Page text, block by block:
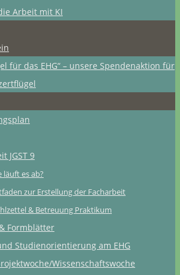
Arbeit mit KI
für das EHG“ – unsere Spendenaktion für
JGST 9
läuft es ab?
zur Erstellung der Facharbeit
& Betreuung Praktikum
Formblätter
Studienorientierung am EHG
Wissenschaftswoche